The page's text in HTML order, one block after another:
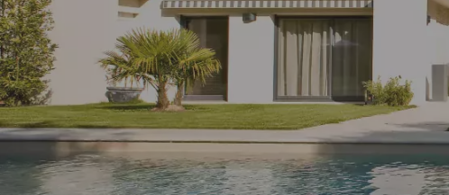
Portails et portillons
Carports
Clôtures